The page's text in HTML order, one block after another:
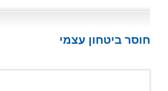
ערך עצמי נמוךחוסר ביטחון עצמי